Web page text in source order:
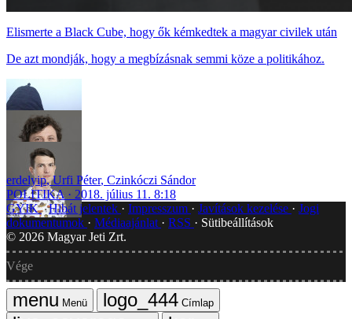
Elismerte a Black Cube, hogy ők kémkedtek a magyar civilek után
De azt mondják, hogy a megbízásnak semmi köze a politikához.
erdelyip,Urfi Péter, Czinkóczi Sándor
POLITIKA
2018. július 11. 8:18
GYIK Hibát jelentek Impresszum Javítások kezelése
Jogi
dokumentumok
Médiaajánlat RSS
Sütibeállítások
© 2026 Magyar Jeti Zrt.
Vége
Menü
Címlap